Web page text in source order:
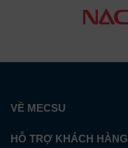
VỀ MECSU
HỖ TRỢ KHÁCH HÀNG